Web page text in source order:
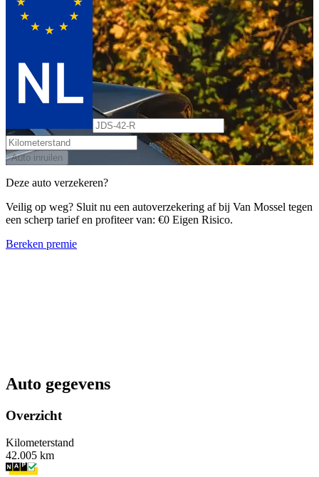
Auto inruilen
Deze auto verzekeren?
Veilig op weg? Sluit nu een autoverzekering af bij Van Mossel tegen
een scherp tarief en profiteer van: €0 Eigen Risico.
Bereken premie
Auto gegevens
Overzicht
Kilometerstand
42.005 km